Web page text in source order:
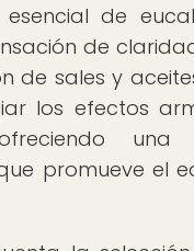
de
de
de sales y
los efectos
una
promueve el